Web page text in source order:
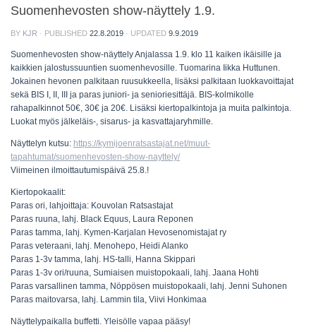
Suomenhevosten show-näyttely 1.9.
BY KJR · PUBLISHED 22.8.2019 · UPDATED 9.9.2019
Suomenhevosten show-näyttely Anjalassa 1.9. klo 11 kaiken ikäisille ja
kaikkien jalostussuuntien suomenhevosille. Tuomarina Iikka Huttunen.
Jokainen hevonen palkitaan ruusukkeella, lisäksi palkitaan luokkavoittajat
sekä BIS I, II, III ja paras juniori- ja senioriesittäjä. BIS-kolmikolle
rahapalkinnot 50€, 30€ ja 20€. Lisäksi kiertopalkintoja ja muita palkintoja.
Luokat myös jälkeläis-, sisarus- ja kasvattajaryhmille.
Näyttelyn kutsu: https://kymijoenratsastajat.net/muut-
tapahtumat/suomenhevosten-show-nayttely/
Viimeinen ilmoittautumispäivä 25.8.!
Kiertopokaalit:
Paras ori, lahjoittaja: Kouvolan Ratsastajat
Paras ruuna, lahj. Black Equus, Laura Reponen
Paras tamma, lahj. Kymen-Karjalan Hevosenomistajat ry
Paras veteraani, lahj. Menohepo, Heidi Alanko
Paras 1-3v tamma, lahj. HS-talli, Hanna Skippari
Paras 1-3v ori/ruuna, Sumiaisen muistopokaali, lahj. Jaana Hohti
Paras varsallinen tamma, Nöppösen muistopokaali, lahj. Jenni Suhonen
Paras maitovarsa, lahj. Lammin tila, Viivi Honkimaa
Näyttelypaikalla buffetti. Yleisölle vapaa pääsy!